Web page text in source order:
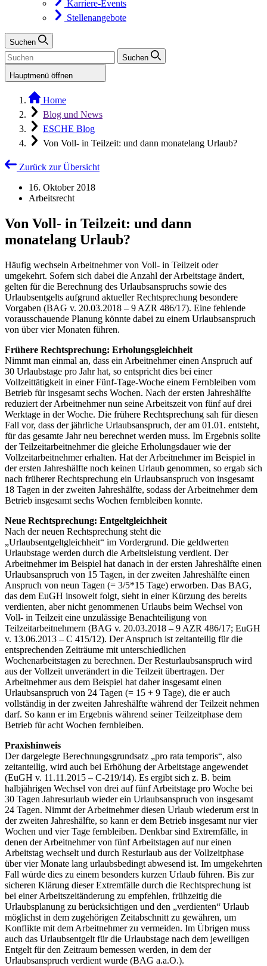
Karriere-Events
Stellenangebote
Suchen
Suchen
Hauptmenü öffnen
Home
Blog und News
ESCHE Blog
Von Voll- in Teilzeit: und dann monatelang Urlaub?
Zurück zur Übersicht
16. Oktober 2018
Arbeitsrecht
Von Voll- in Teilzeit: und dann
monatelang Urlaub?
Häufig wechseln Arbeitnehmer von Voll- in Teilzeit oder
umgekehrt. Sofern sich dabei die Anzahl der Arbeitstage ändert,
gelten für die Berechnung des Urlaubsanspruchs sowie des
Urlaubsentgelts aufgrund aktueller Rechtsprechung besondere
Vorgaben (BAG v. 20.03.2018 – 9 AZR 486/17). Eine fehlende
vorausschauende Planung könnte dabei zu einem Urlaubsanspruch
von über vier Monaten führen.
Frühere Rechtsprechung: Erholungsgleichheit
Nimmt man einmal an, dass ein Arbeitnehmer einen Anspruch auf
30 Urlaubstage pro Jahr hat, so entspricht dies bei einer
Vollzeittätigkeit in einer Fünf-Tage-Woche einem Fernbleiben vom
Betrieb für insgesamt sechs Wochen. Nach der ersten Jahreshälfte
reduziert der Arbeitnehmer nun seine Arbeitszeit von fünf auf drei
Werktage in der Woche. Die frühere Rechtsprechung sah für diesen
Fall vor, dass der jährliche Urlaubsanspruch, der am 01.01. entsteht,
für das gesamte Jahr neu berechnet werden muss. Im Ergebnis sollte
der Teilzeitarbeitnehmer die gleiche Erholungsdauer wie der
Vollzeitarbeitnehmer erhalten. Hat der Arbeitnehmer im Beispiel in
der ersten Jahreshälfte noch keinen Urlaub genommen, so ergab sich
nach früherer Rechtsprechung ein Urlaubsanspruch von insgesamt
18 Tagen in der zweiten Jahreshälfte, sodass der Arbeitnehmer dem
Betrieb insgesamt sechs Wochen fernbleiben konnte.
Neue Rechtsprechung: Entgeltgleichheit
Nach der neuen Rechtsprechung steht die
„Urlaubsentgeltgleichheit“ im Vordergrund. Die geldwerten
Urlaubstage werden durch die Arbeitsleistung verdient. Der
Arbeitnehmer im Beispiel hat danach in der ersten Jahreshälfte einen
Urlaubsanspruch von 15 Tagen, in der zweiten Jahreshälfte einen
Anspruch von neun Tagen (= 3/5*15 Tage) erworben. Das BAG,
das dem EuGH insoweit folgt, sieht in einer Kürzung des bereits
verdienten, aber nicht genommenen Urlaubs beim Wechsel von
Voll- in Teilzeit eine unzulässige Benachteiligung von
Teilzeitarbeitnehmern (BAG v. 20.03.2018 – 9 AZR 486/17; EuGH
v. 13.06.2013 – C 415/12). Der Anspruch ist zeitanteilig für die
entsprechenden Zeiträume mit unterschiedlichen
Wochenarbeitstagen zu berechnen. Der Resturlaubsanspruch wird
aus der Vollzeit unverändert in die Teilzeit übertragen. Der
Arbeitnehmer aus dem Beispiel hat daher insgesamt einen
Urlaubsanspruch von 24 Tagen (= 15 + 9 Tage), die er auch
vollständig in der zweiten Jahreshälfte während der Teilzeit nehmen
darf. So kann er im Ergebnis während seiner Teilzeitphase dem
Betrieb für acht Wochen fernbleiben.
Praxishinweis
Der dargelegte Berechnungsgrundsatz „pro rata temporis“, also
zeitanteilig, wird auch bei Erhöhung der Arbeitstage angewendet
(EuGH v. 11.11.2015 – C-219/14). Es ergibt sich z. B. beim
halbjährigen Wechsel von drei auf fünf Arbeitstage pro Woche bei
30 Tagen Jahresurlaub wieder ein Urlaubsanspruch von insgesamt
24 Tagen. Nimmt der Arbeitnehmer diesen Urlaub wiederum erst in
der zweiten Jahreshälfte, so kann er dem Betrieb insgesamt nur vier
Wochen und vier Tage fernbleiben. Denkbar sind Extremfälle, in
denen der Arbeitnehmer von fünf Arbeitstagen auf nur einen
Arbeitstag wechselt und durch Resturlaub aus der Vollzeitphase
über vier Monate lang urlaubsbedingt abwesend ist. Im umgekehrten
Fall würde dies zu einem besonders kurzen Urlaub führen. Bis zur
sicheren Klärung dieser Extremfälle durch die Rechtsprechung ist
bei einer Arbeitszeitänderung zu empfehlen, frühzeitig die
Urlaubsplanung zu berücksichtigen und den „verdienten“ Urlaub
möglichst in dem zugehörigen Zeitabschnitt zu gewähren, um
Konflikte mit dem Arbeitnehmer zu vermeiden. Im Übrigen muss
auch das Urlaubsentgelt für die Urlaubstage nach dem jeweiligen
Entgelt für den Zeitraum bemessen werden, in dem der
Urlaubsanspruch verdient wurde (BAG a.a.O.).